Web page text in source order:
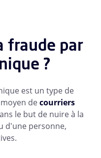
fraude par
?
est un type de
decourriers
le but de nuire à la
d'une personne,